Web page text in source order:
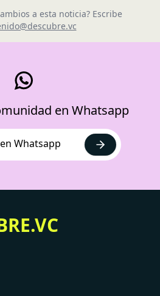
a esta noticia? Escribe
en Whatsapp
Whatsapp